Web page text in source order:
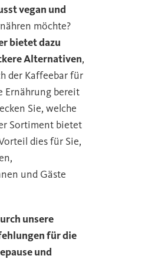
vegan und
möchte?
bietet dazu
Alternativen,
der Kaffeebar für
Ernährung bereit
Sie, welche
Sortiment bietet
dies für Sie,
und Gäste
unsere
für die
und